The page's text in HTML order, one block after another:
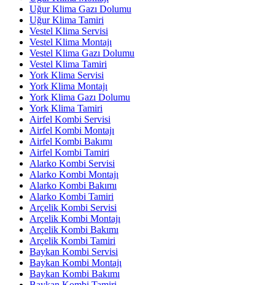
Uğur Klima Gazı Dolumu
Uğur Klima Tamiri
Vestel Klima Servisi
Vestel Klima Montajı
Vestel Klima Gazı Dolumu
Vestel Klima Tamiri
York Klima Servisi
York Klima Montajı
York Klima Gazı Dolumu
York Klima Tamiri
Airfel Kombi Servisi
Airfel Kombi Montajı
Airfel Kombi Bakımı
Airfel Kombi Tamiri
Alarko Kombi Servisi
Alarko Kombi Montajı
Alarko Kombi Bakımı
Alarko Kombi Tamiri
Arçelik Kombi Servisi
Arçelik Kombi Montajı
Arçelik Kombi Bakımı
Arçelik Kombi Tamiri
Baykan Kombi Servisi
Baykan Kombi Montajı
Baykan Kombi Bakımı